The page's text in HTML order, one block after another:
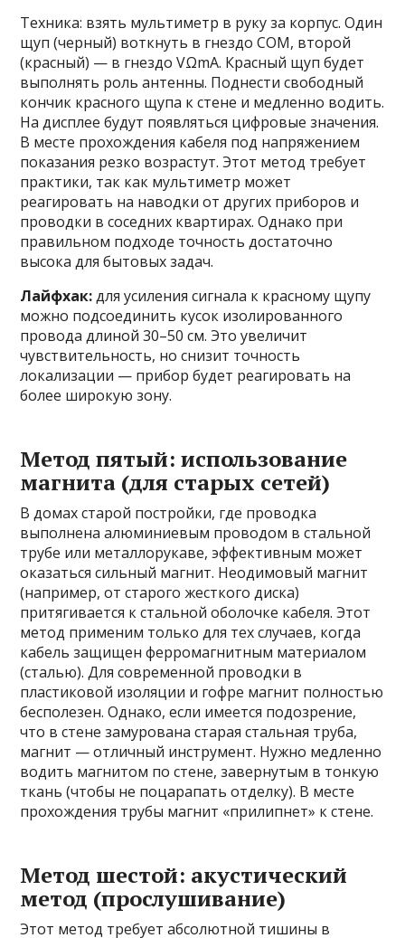
Техника: взять мультиметр в руку за корпус. Один
щуп (черный) воткнуть в гнездо COM, второй
(красный) — в гнездо VΩmA. Красный щуп будет
выполнять роль антенны. Поднести свободный
кончик красного щупа к стене и медленно водить.
На дисплее будут появляться цифровые значения.
В месте прохождения кабеля под напряжением
показания резко возрастут. Этот метод требует
практики, так как мультиметр может
реагировать на наводки от других приборов и
проводки в соседних квартирах. Однако при
правильном подходе точность достаточно
высока для бытовых задач.
Лайфхак:для усиления сигнала к красному щупу
можно подсоединить кусок изолированного
провода длиной 30–50 см. Это увеличит
чувствительность, но снизит точность
локализации — прибор будет реагировать на
более широкую зону.
Метод пятый: использование
магнита (для старых сетей)
В домах старой постройки, где проводка
выполнена алюминиевым проводом в стальной
трубе или металлорукаве, эффективным может
оказаться сильный магнит. Неодимовый магнит
(например, от старого жесткого диска)
притягивается к стальной оболочке кабеля. Этот
метод применим только для тех случаев, когда
кабель защищен ферромагнитным материалом
(сталью). Для современной проводки в
пластиковой изоляции и гофре магнит полностью
бесполезен. Однако, если имеется подозрение,
что в стене замурована старая стальная труба,
магнит — отличный инструмент. Нужно медленно
водить магнитом по стене, завернутым в тонкую
ткань (чтобы не поцарапать отделку). В месте
прохождения трубы магнит «прилипнет» к стене.
Метод шестой: акустический
метод (прослушивание)
Этот метод требует абсолютной тишины в